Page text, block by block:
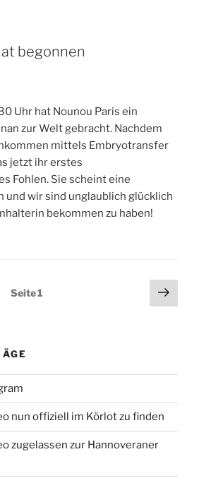
begonnen
Uhr hat Nounou Paris ein
zur Welt gebracht. Nachdem
mittels Embryotransfer
jetzt ihr erstes
Fohlen. Sie scheint eine
und wir sind unglaublich glücklich
bekommen zu haben!
Seite1
nun offiziell im Körlot zu finden
zugelassen zur Hannoveraner